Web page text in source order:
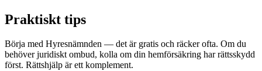
Praktiskt tips
Börja med Hyresnämnden — det är gratis och räcker ofta. Om du
behöver juridiskt ombud, kolla om din hemförsäkring har rättsskydd
först. Rättshjälp är ett komplement.